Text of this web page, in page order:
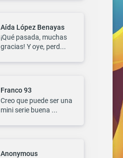
Aída López Benayas
¡Qué pasada, muchas
gracias! Y oye, perd...
Franco 93
Creo que puede ser una
mini serie buena ...
Anonymous